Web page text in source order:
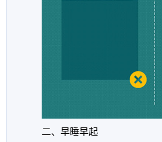
二、早睡早起